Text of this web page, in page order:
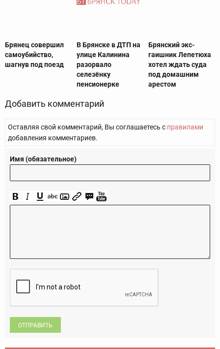
Брянец совершил
самоубийство,
шагнув под поезд
В Брянске в ДТП на
улице Калинина
разорвало
селезёнку
пенсионерке
Брянский экс-
гаишник Лепетюха
хотел ждать суда
под домашним
арестом
Добавить комментарий
Оставляя свой комментарий, Вы соглашаетесь с правилами
добавления комментариев.
Имя (обязательное)
ОТПРАВИТЬ